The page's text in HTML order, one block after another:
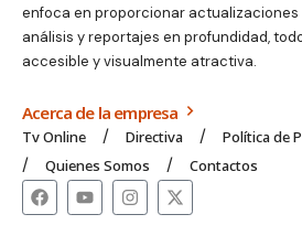
enfoca en proporcionar
análisis y reportajes en profundidad,
accesible y visualmente atractiva.
Acerca de la empresa
Tv Online Directiva
Política de
Quienes Somos
Contactos